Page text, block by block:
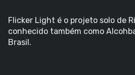
Flicker Light é o projeto solo de
conhecido também como
Brasil.